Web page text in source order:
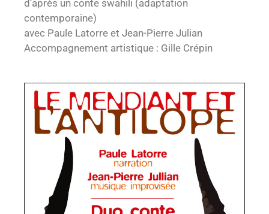
d’après un conte swahili (adaptation
contemporaine)
avec Paule Latorre et Jean-Pierre Julian
Accompagnement artistique : Gille Crépin